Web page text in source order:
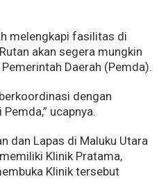
melengkapi fasilitas di
akan segera mungkin
Daerah (Pemda).
dengan
ucapnya.
dan Lapas di Maluku Utara
Klinik Pratama,
Klinik tersebut